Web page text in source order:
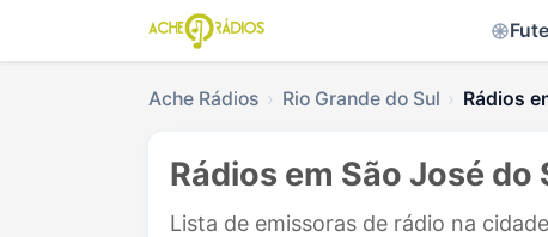
Ache Rádios Rio Grande do Sul Rádios
Rádios em São José do
Lista de emissoras de rádio na